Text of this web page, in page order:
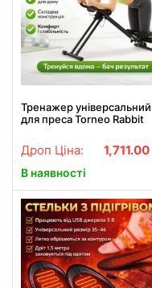
Тренажер універсальний
для преса Torneo Rabbit
регулюванням нахилу та
комп'ютером
Дроп Ціна: 1,711.00
В наявності